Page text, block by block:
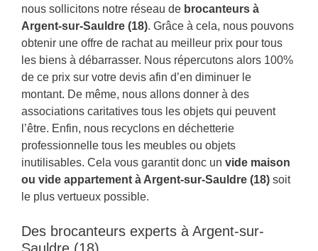
nous sollicitons notre réseau de brocanteurs à
Argent-sur-Sauldre (18). Grâce à cela, nous pouvons
obtenir une offre de rachat au meilleur prix pour tous
les biens à débarrasser. Nous répercutons alors 100%
de ce prix sur votre devis afin d’en diminuer le
montant. De même, nous allons donner à des
associations caritatives tous les objets qui peuvent
l’être. Enfin, nous recyclons en déchetterie
professionnelle tous les meubles ou objets
inutilisables. Cela vous garantit donc un vide maison
ou vide appartement à Argent-sur-Sauldre (18) soit
le plus vertueux possible.
Des brocanteurs experts à Argent-sur-
Sauldre (18)